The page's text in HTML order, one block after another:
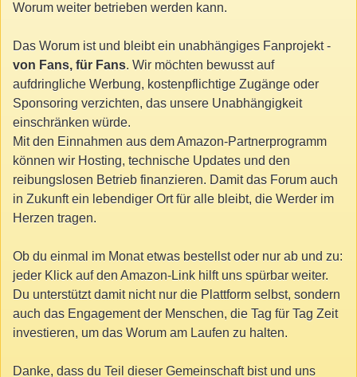
Worum weiter betrieben werden kann.
Das Worum ist und bleibt ein unabhängiges Fanprojekt -
von Fans, für Fans. Wir möchten bewusst auf
aufdringliche Werbung, kostenpflichtige Zugänge oder
Sponsoring verzichten, das unsere Unabhängigkeit
einschränken würde.
Mit den Einnahmen aus dem Amazon-Partnerprogramm
können wir Hosting, technische Updates und den
reibungslosen Betrieb finanzieren. Damit das Forum auch
in Zukunft ein lebendiger Ort für alle bleibt, die Werder im
Herzen tragen.
Ob du einmal im Monat etwas bestellst oder nur ab und zu:
jeder Klick auf den Amazon-Link hilft uns spürbar weiter.
Du unterstützt damit nicht nur die Plattform selbst, sondern
auch das Engagement der Menschen, die Tag für Tag Zeit
investieren, um das Worum am Laufen zu halten.
Danke, dass du Teil dieser Gemeinschaft bist und uns